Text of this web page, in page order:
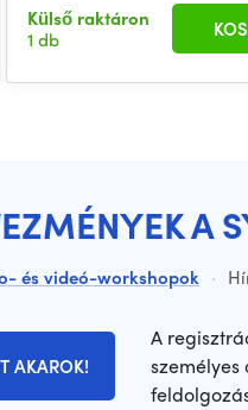
Külső raktáron
1 db
A
és videó-workshopok ·
AKAROK!
A